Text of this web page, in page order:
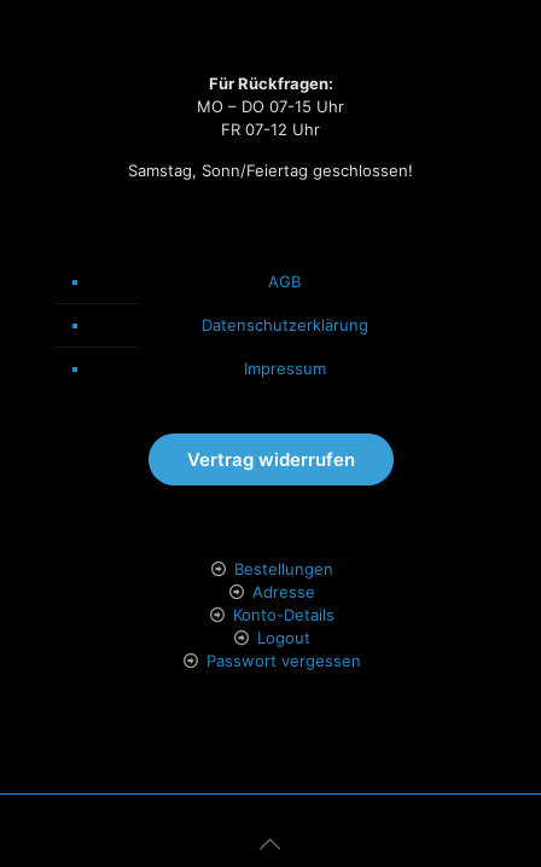
Für Rückfragen:
MO – DO 07-15 Uhr
FR 07-12 Uhr
Samstag, Sonn/Feiertag geschlossen!
AGB
Datenschutzerklärung
Impressum
Vertrag widerrufen
Bestellungen
Adresse
Konto-Details
Logout
Passwort vergessen